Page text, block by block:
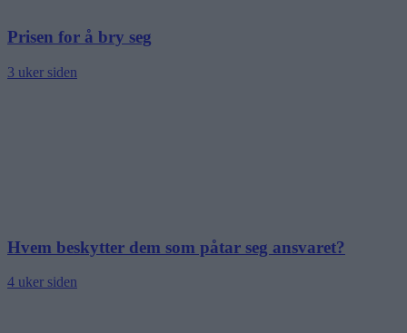
Prisen for å bry seg
3 uker siden
Hvem beskytter dem som påtar seg ansvaret?
4 uker siden